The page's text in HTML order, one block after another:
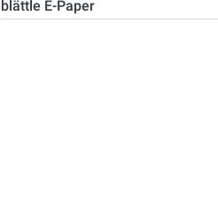
blättle E-Paper